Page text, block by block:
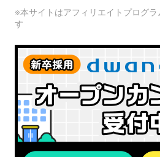
※本サイトはアフィリエイトプログ
す